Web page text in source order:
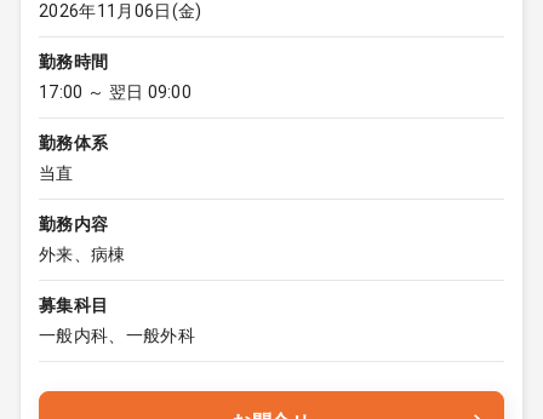
2026年11月06日(金)
勤務時間
17:00 ～ 翌日 09:00
勤務体系
当直
勤務内容
外来、病棟
募集科目
一般内科、一般外科